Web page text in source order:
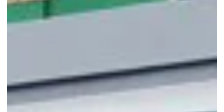
Степянка: завершено благоустройство
территории домов №№ 10в, 10б и 10а